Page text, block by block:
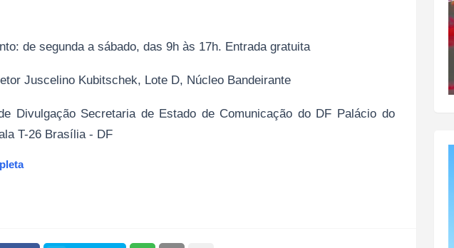
de segunda a sábado, das 9h às 17h. Entrada gratuita
Juscelino Kubitschek, Lote D, Núcleo Bandeirante
Divulgação Secretaria de Estado de Comunicação do DF Palácio do
T-26 Brasília - DF